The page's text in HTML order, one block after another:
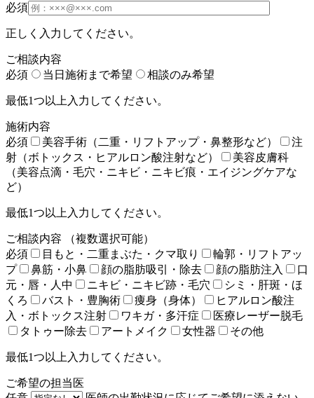
必須
正しく入力してください。
ご相談内容
必須
当日施術まで希望 相談のみ希望
最低1つ以上入力してください。
施術内容
必須
美容手術（二重・リフトアップ・鼻整形など）
注
射（ボトックス・ヒアルロン酸注射など）
美容皮膚科
（美容点滴・毛穴・ニキビ・ニキビ痕・エイジングケアな
ど）
最低1つ以上入力してください。
ご相談内容
（複数選択可能）
必須
目もと・二重まぶた・クマ取り
輪郭・リフトアッ
プ
鼻筋・小鼻 顔の脂肪吸引・除去 顔の脂肪注入
口
元・唇・人中
ニキビ・ニキビ跡・毛穴
シミ・肝斑・ほ
くろ
バスト・豊胸術 痩身（身体）
ヒアルロン酸注
入・ボトックス注射
ワキガ・多汗症
医療レーザー脱毛
タトゥー除去
アートメイク 女性器 その他
最低1つ以上入力してください。
ご希望の担当医